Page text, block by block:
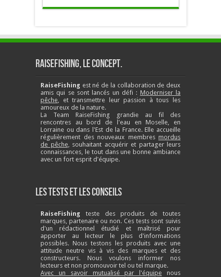
RaiseFishing, le concept.
RaiseFishing est né de la collaboration de deux
amis qui se sont lancés un défi : Moderniser la
pêche, et transmettre leur passion à tous les
amoureux de la nature.
La Team RaiseFishing grandie au fil des
rencontres au bord de l'eau en Moselle, en
Lorraine ou dans l'Est de la France. Elle accueille
régulièrement des nouveaux membres mordus
de pêche, souhaitant acquérir et partager leurs
connaissances, le tout dans une bonne ambiance
avec un fort esprit d'équipe.
Les tests et les conseils
RaiseFishing teste des produits de toutes
marques, partenaire ou non. Ces tests sont suivis
d'un rédactionnel étudié et maîtrisé pour
apporter au lecteur le plus d'informations
possibles. Nous testons les produits avec une
attitude neutre vis à vis des marques et des
constructeurs. Nous voulons informer nos
lecteurs et non promouvoir tel ou tel marque.
Avec un savoir mutualisé par l'équipe nous